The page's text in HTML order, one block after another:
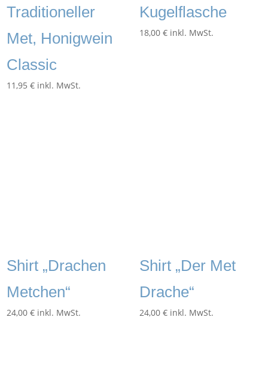
Traditioneller
Met, Honigwein
Classic
11,95€ inkl. MwSt.
Kugelflasche
18,00 € inkl. MwSt.
Shirt „Drachen
Metchen“
24,00€ inkl. MwSt.
Shirt „Der Met
Drache“
24,00 € inkl. MwSt.